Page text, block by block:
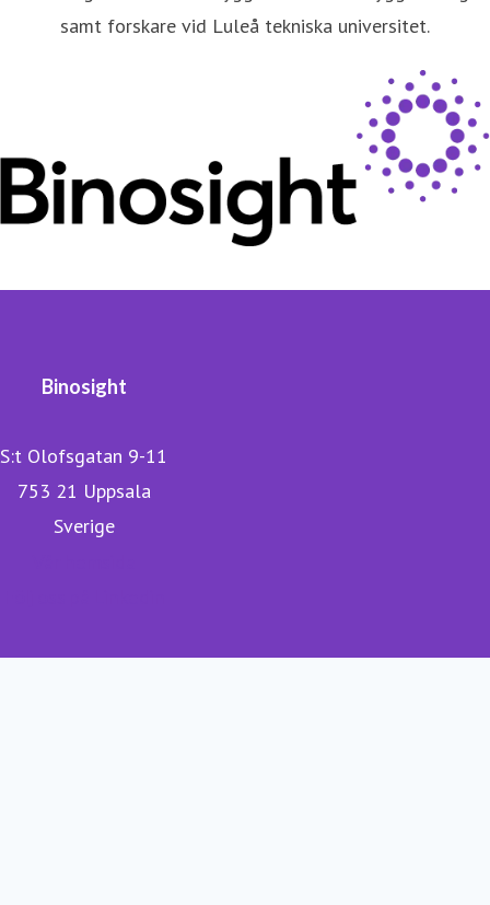
samt forskare vid Luleå tekniska universitet.
Binosight
S:t Olofsgatan 9-11
753 21 Uppsala
Sverige